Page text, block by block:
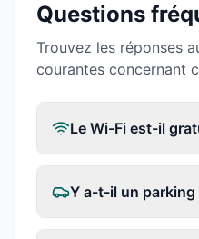
Questions
Trouvez les réponses
courantes concernant
Le Wi-Fi est-il
Y a-t-il un parking